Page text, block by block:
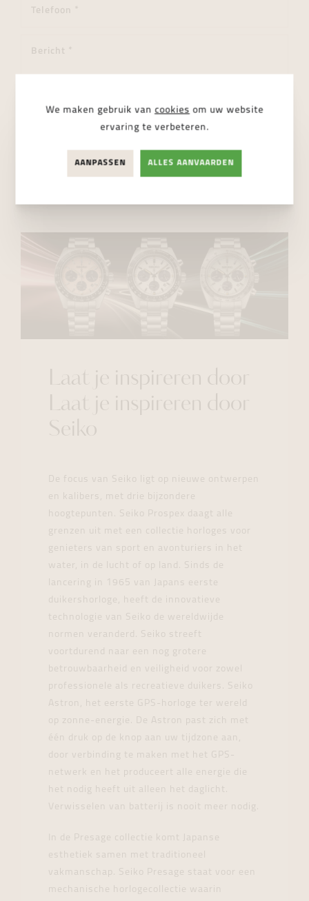
VERSTUUR BERICHT
Laat je inspireren door
Laat je inspireren door
Seiko
De focus van Seiko ligt op nieuwe ontwerpen
en kalibers, met drie bijzondere
hoogtepunten. Seiko Prospex daagt alle
grenzen uit met een collectie horloges voor
genieters van sport en avonturiers in het
water, in de lucht of op land. Sinds de
lancering in 1965 van Japans eerste
duikershorloge, heeft de innovatieve
technologie van Seiko de wereldwijde
normen veranderd. Seiko streeft
voortdurend naar een nog grotere
betrouwbaarheid en veiligheid voor zowel
professionele als recreatieve duikers. Seiko
Astron, het eerste GPS-horloge ter wereld
op zonne-energie. De Astron past zich met
één druk op de knop aan uw tijdzone aan,
door verbinding te maken met het GPS-
netwerk en het produceert alle energie die
het nodig heeft uit alleen het daglicht.
Verwisselen van batterij is nooit meer nodig.
In de Presage collectie komt Japanse
esthetiek samen met traditioneel
vakmanschap. Seiko Presage staat voor een
mechanische horlogecollectie waarin
We maken gebruik van cookies om uw website
ervaring te verbeteren.
AANPASSEN ALLES AANVAARDEN